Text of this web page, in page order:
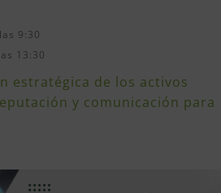
9:30
13:30
estratégica de los activos
y comunicación para